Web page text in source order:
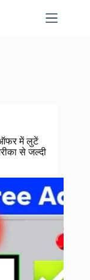
ऑफर में लुटें
से जल्दी